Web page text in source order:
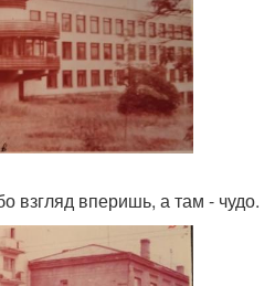
взгляд вперишь, а там - чудо.